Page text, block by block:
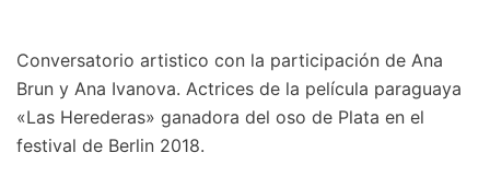
Conversatorio artistico con la participación de Ana
Brun y Ana Ivanova. Actrices de la película paraguaya
«Las Herederas» ganadora del oso de Plata en el
festival de Berlin 2018.